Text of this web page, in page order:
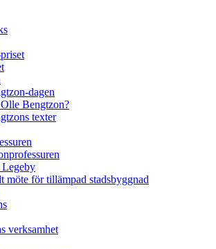
dagen
Bengtzon?
texter
möte för tillämpad stadsbyggnad
verksamhet